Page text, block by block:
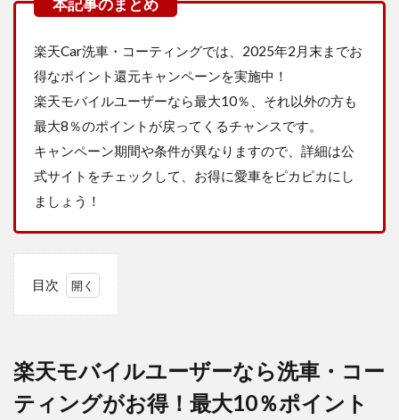
楽天Car洗車・コーティングでは、2025年2月末までお
得なポイント還元キャンペーンを実施中！
楽天モバイルユーザーなら最大10％、それ以外の方も
最大8％のポイントが戻ってくるチャンスです。
キャンペーン期間や条件が異なりますので、詳細は公
式サイトをチェックして、お得に愛車をピカピカにし
ましょう！
目次
イル
ユー
ザー
なら
楽天モバイルユーザーなら洗車・コー
ティングがお得！最大10％ポイント